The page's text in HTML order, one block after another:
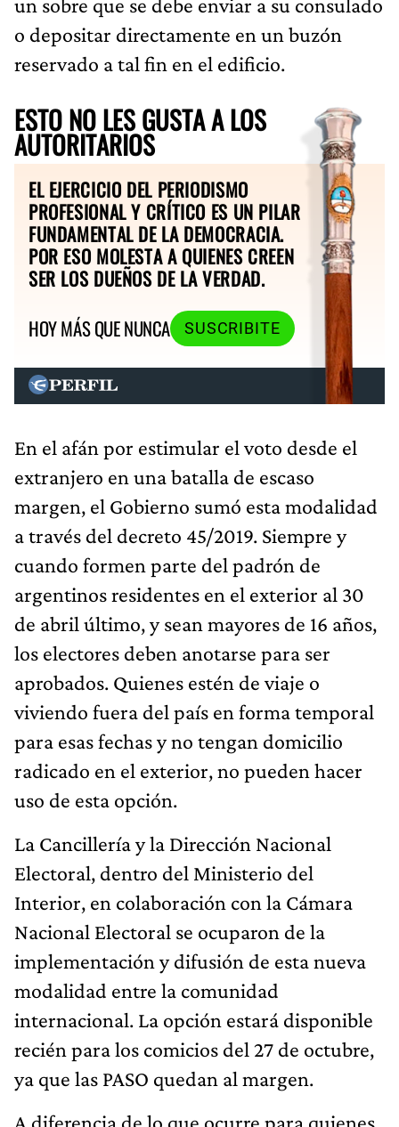
un sobre que se debe enviar a su consulado
o depositar directamente en un buzón
reservado a tal fin en el edificio.
ESTO NO LES GUSTA A LOS
AUTORITARIOS
EL EJERCICIO DEL PERIODISMO
PROFESIONAL Y CRÍTICO ES UN PILAR
FUNDAMENTAL DE LA DEMOCRACIA.
POR ESO MOLESTA A QUIENES CREEN
SER LOS DUEÑOS DE LA VERDAD.
HOY MÁS QUE NUNCA
SUSCRIBITE
En el afán por estimular el voto desde el
extranjero en una batalla de escaso
margen, el Gobierno sumó esta modalidad
a través del decreto 45/2019. Siempre y
cuando formen parte del padrón de
argentinos residentes en el exterior al 30
de abril último, y sean mayores de 16 años,
los electores deben anotarse para ser
aprobados. Quienes estén de viaje o
viviendo fuera del país en forma temporal
para esas fechas y no tengan domicilio
radicado en el exterior, no pueden hacer
uso de esta opción.
La Cancillería y la Dirección Nacional
Electoral, dentro del Ministerio del
Interior, en colaboración con la Cámara
Nacional Electoral se ocuparon de la
implementación y difusión de esta nueva
modalidad entre la comunidad
internacional. La opción estará disponible
recién para los comicios del 27 de octubre,
ya que las PASO quedan al margen.
A diferencia de lo que ocurre para quienes